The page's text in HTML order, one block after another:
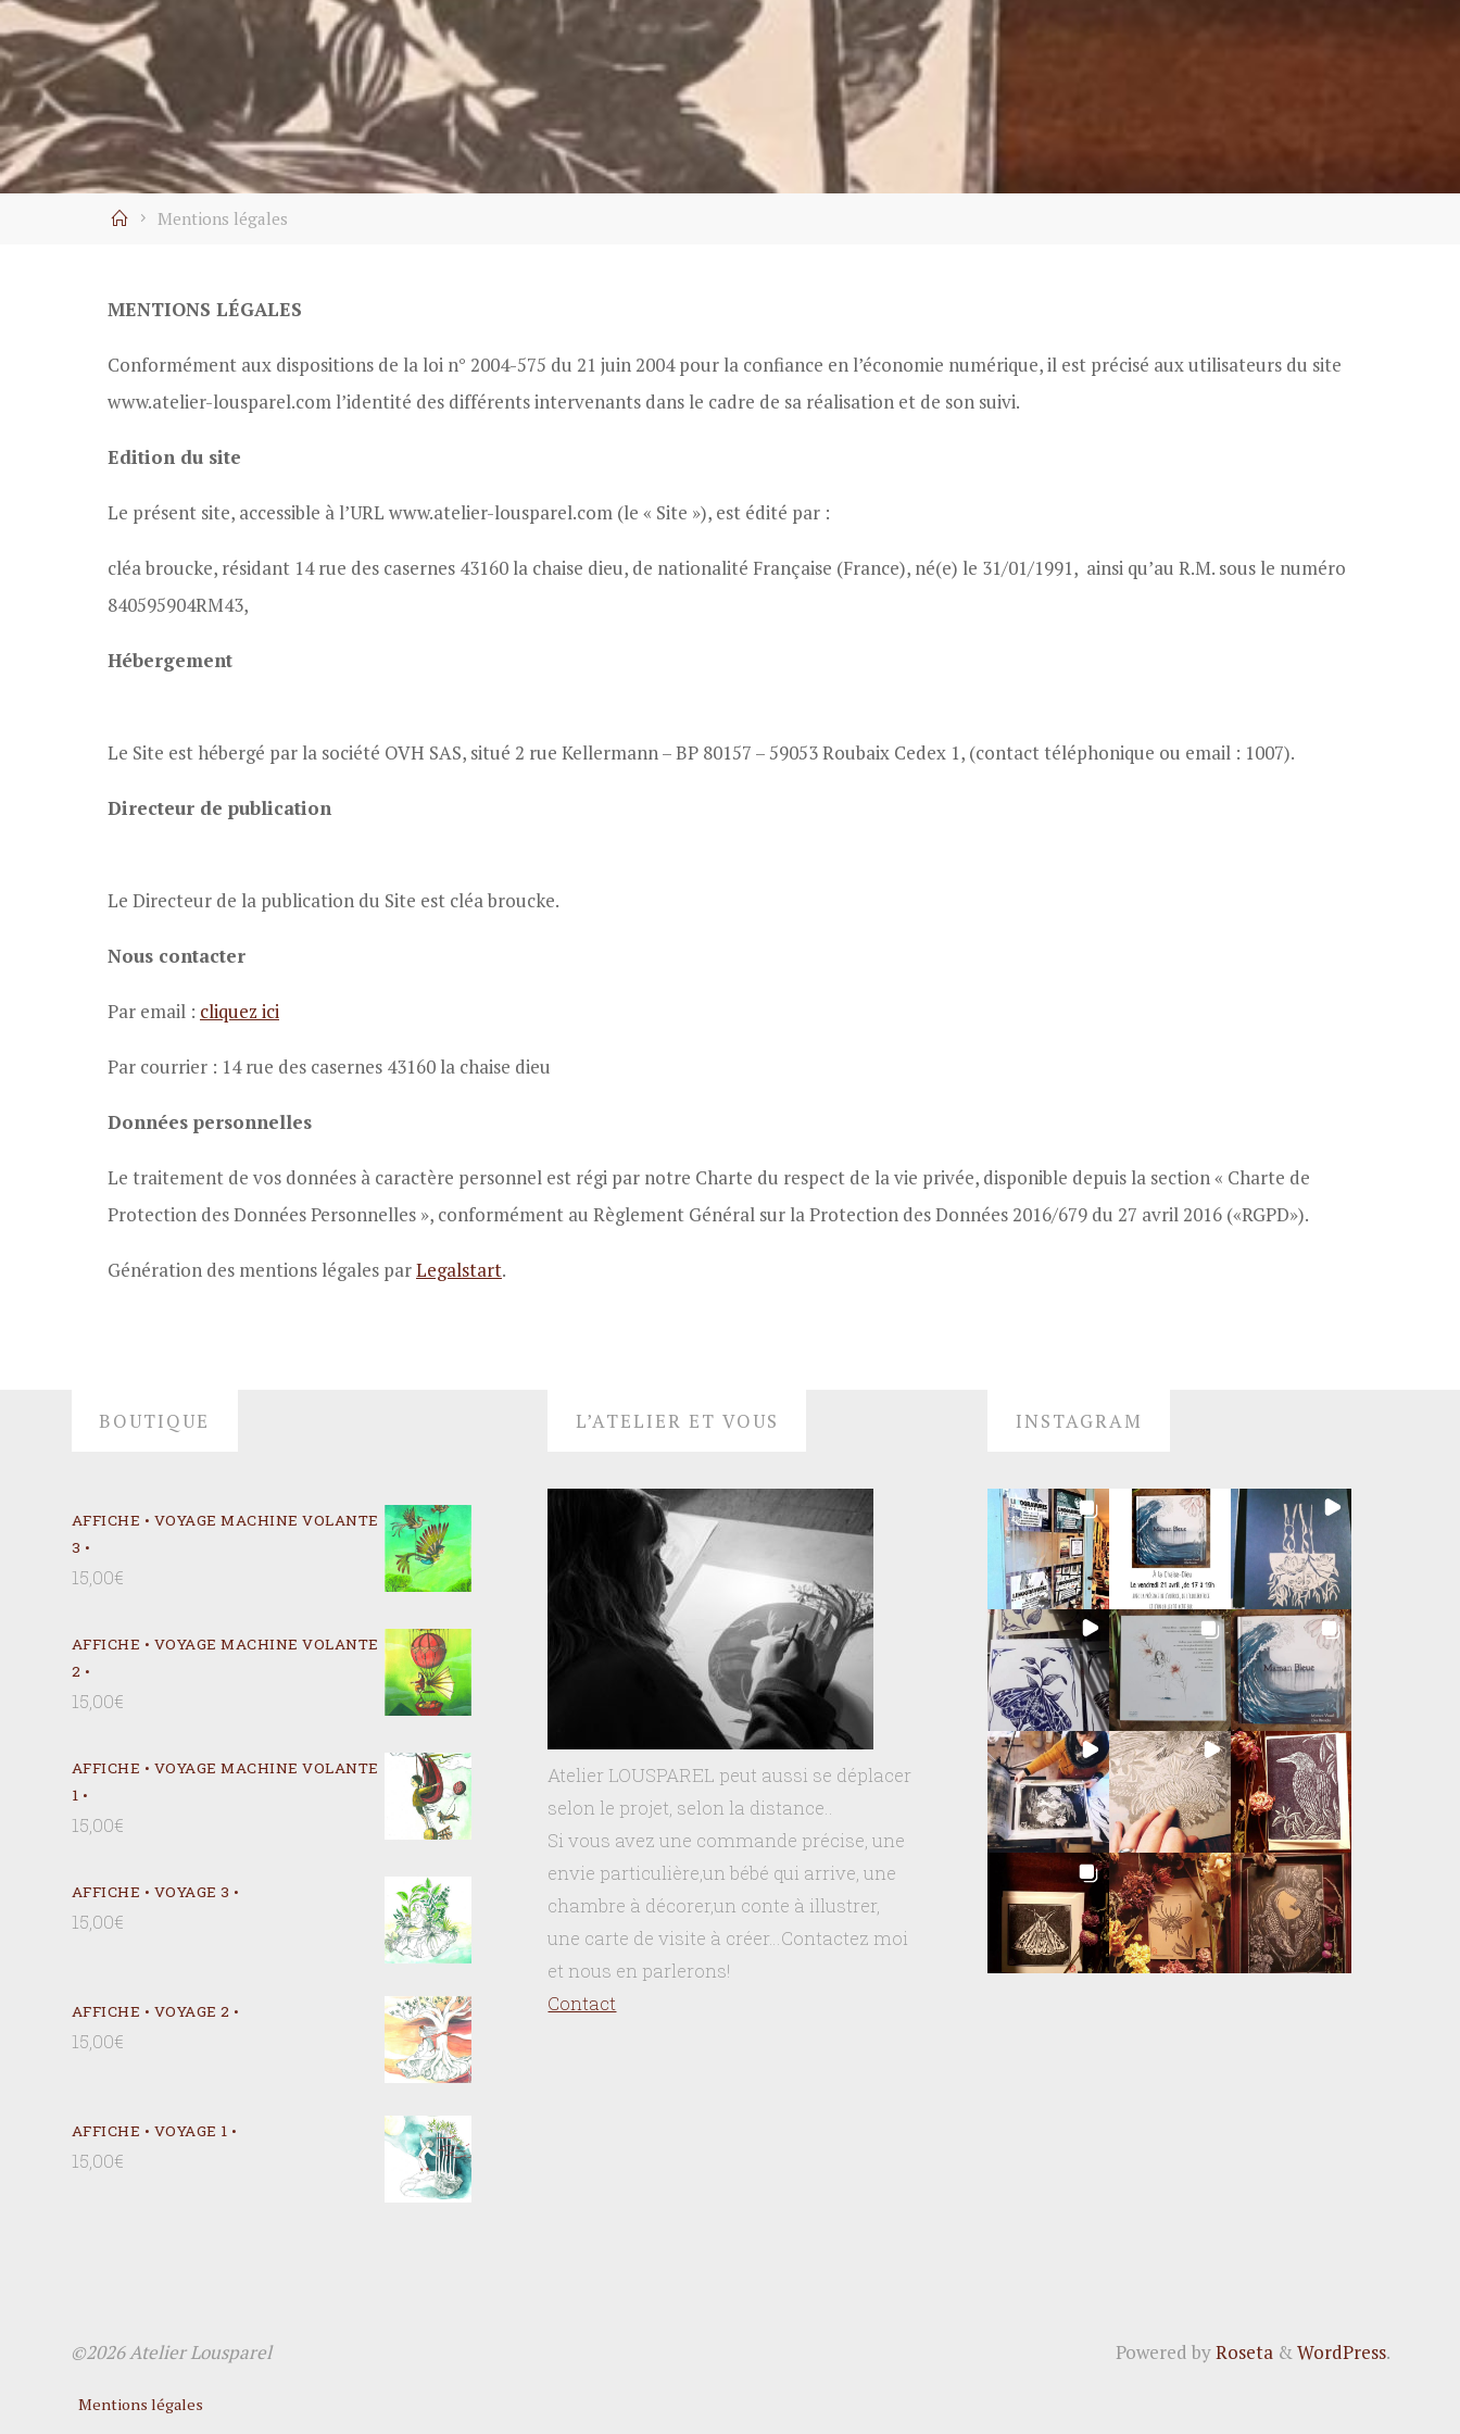
HomeMentions légales
MENTIONS LÉGALES
Conformément aux dispositions de la loi n° 2004-575 du 21 juin 2004 pour la confiance en l’économie numérique, il est précisé aux utilisateurs du site
www.atelier-lousparel.com l’identité des différents intervenants dans le cadre de sa réalisation et de son suivi.
Edition du site
Le présent site, accessible à l’URL www.atelier-lousparel.com (le « Site »), est édité par :
cléa broucke, résidant 14 rue des casernes 43160 la chaise dieu, de nationalité Française (France), né(e) le 31/01/1991, ainsi qu’au R.M. sous le numéro
840595904RM43,
Hébergement
Le Site est hébergé par la société OVH SAS, situé 2 rue Kellermann – BP 80157 – 59053 Roubaix Cedex 1, (contact téléphonique ou email : 1007).
Directeur de publication
Le Directeur de la publication du Site est cléa broucke.
Nous contacter
Par email : cliquez ici
Par courrier : 14 rue des casernes 43160 la chaise dieu
Données personnelles
Le traitement de vos données à caractère personnel est régi par notre Charte du respect de la vie privée, disponible depuis la section « Charte de
Protection des Données Personnelles », conformément au Règlement Général sur la Protection des Données 2016/679 du 27 avril 2016 («RGPD»).
Génération des mentions légales parLegalstart.
BOUTIQUE
AFFICHE • VOYAGE MACHINE VOLANTE
3 •
15,00€
AFFICHE • VOYAGE MACHINE VOLANTE
2 •
15,00€
AFFICHE • VOYAGE MACHINE VOLANTE
1 •
15,00€
AFFICHE • VOYAGE 3 •
15,00€
AFFICHE • VOYAGE 2 •
15,00€
AFFICHE • VOYAGE 1 •
15,00€
L’ATELIER ET VOUS
Atelier LOUSPAREL peut aussi se déplacer
selon le projet, selon la distance..
Si vous avez une commande précise, une
envie particulière,un bébé qui arrive, une
chambre à décorer,un conte à illustrer,
une carte de visite à créer…Contactez moi
et nous en parlerons!
Contact
INSTAGRAM
Powered byRoseta&WordPress.
©2026 Atelier Lousparel
Mentions légales